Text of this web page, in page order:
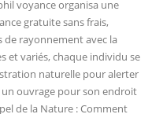
voyance organisa une
gratuite sans frais,
de rayonnement avec la
et variés, chaque individu se
naturelle pour alerter
un ouvrage pour son endroit
de la Nature : Comment